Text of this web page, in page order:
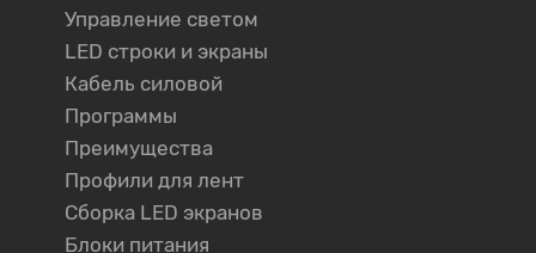
Управление светом
LED строки и экраны
Кабель силовой
Программы
Преимущества
Профили для лент
Сборка LED экранов
Блоки питания